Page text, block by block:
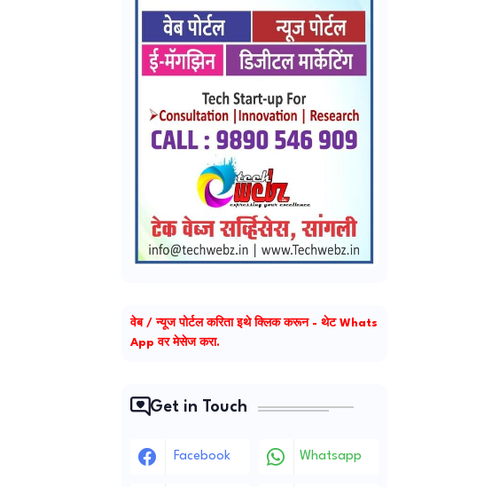
वेब / न्यूज पोर्टल करिता इथे क्लिक करून - थेट Whats
App वर मेसेज करा.
Get in Touch
Facebook Whatsapp